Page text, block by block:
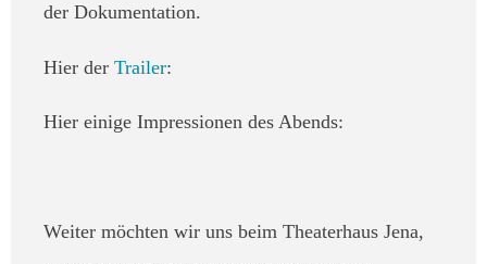
der Dokumentation.
Hier der Trailer:
Hier einige Impressionen des Abends:
Weiter möchten wir uns beim Theaterhaus Jena,